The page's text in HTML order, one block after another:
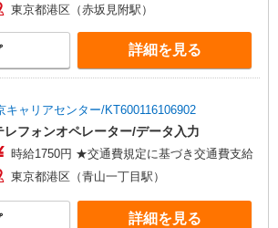
東京都港区（赤坂見附駅）
詳細を見る
キャリアセンター/KT600116106902
レフォンオペレーター/データ入力
時給1750円 ★交通費規定に基づき交通費支給
東京都港区（青山一丁目駅）
詳細を見る